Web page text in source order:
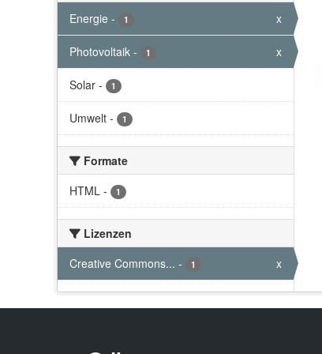
Energie - 1 x
Photovoltaik - 1 x
Solar - 1
Umwelt - 1
Formate
HTML - 1
Lizenzen
Creative Commons... - 1 x